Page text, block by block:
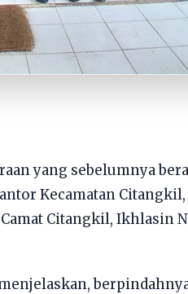
yang sebelumnya
Kecamatan
Citangkil, Ikhlasin